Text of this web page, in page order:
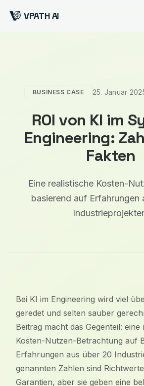
VPATH AI
BUSINESS CASE 25. Januar
ROI von KI im
Engineering:
Fakten
Eine realistische Kosten-
basierend auf Erfahrungen
Bei KI im Engineering wird viel
geredet und selten sauber
Beitrag macht das Gegenteil:
Kosten-Nutzen-Betrachtung auf
Erfahrungen aus über 20
genannten Zahlen sind
Garantien, aber sie geben eine